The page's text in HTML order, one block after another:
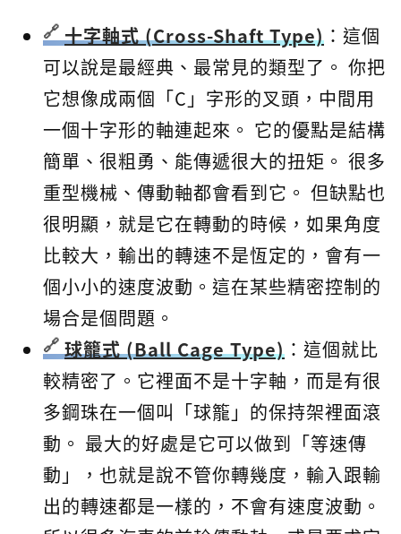
十字軸式 (Cross-Shaft Type) ：這個
可以說是最經典、最常見的類型了。 你把
它想像成兩個「C」字形的叉頭，中間用
一個十字形的軸連起來。 它的優點是結構
簡單、很粗勇、能傳遞很大的扭矩。 很多
重型機械、傳動軸都會看到它。 但缺點也
很明顯，就是它在轉動的時候，如果角度
比較大，輸出的轉速不是恆定的，會有一
個小小的速度波動。這在某些精密控制的
場合是個問題。
球籠式 (Ball Cage Type) ：這個就比
較精密了。它裡面不是十字軸，而是有很
多鋼珠在一個叫「球籠」的保持架裡面滾
動。 最大的好處是它可以做到「等速傳
動」，也就是說不管你轉幾度，輸入跟輸
出的轉速都是一樣的，不會有速度波動。